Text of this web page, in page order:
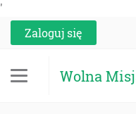
'
Zaloguj się
Wolna